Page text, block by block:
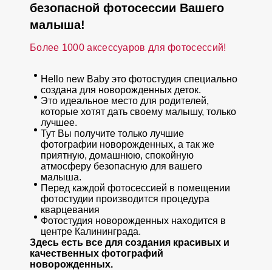
безопасной фотосессии Вашего
малыша!
Более 1000 аксессуаров для фотосессий!
Hello new Baby это фотостудия специально
создана для новорожденных деток.
Это идеальное место для родителей,
которые хотят дать своему малышу, только
лучшее.
Тут Вы получите только лучшие
фотографии новорожденных, а так же
приятную, домашнюю, спокойную
атмосферу безопасную для вашего
малыша.
Перед каждой фотосессией в помещении
фотостудии производится процедура
кварцевания
Фотостудия новорожденных находится в
центре Калининграда.
Здесь есть все для создания красивых и
качественных фотографий
новорожденных.